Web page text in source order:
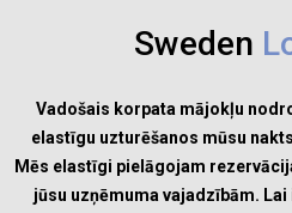
Sweden
Vadošais korpata mājokļu
elastīgu uzturēšanos mūsu
Mēs elastīgi pielāgojam
jūsu uzņēmuma vajadzībām.